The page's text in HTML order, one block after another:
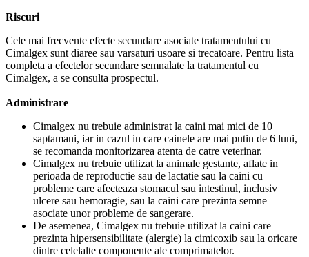
Riscuri
Cele mai frecvente efecte secundare asociate tratamentului cu
Cimalgex sunt diaree sau varsaturi usoare si trecatoare. Pentru lista
completa a efectelor secundare semnalate la tratamentul cu
Cimalgex, a se consulta prospectul.
Administrare
Cimalgex nu trebuie administrat la caini mai mici de 10
saptamani, iar in cazul in care cainele are mai putin de 6 luni,
se recomanda monitorizarea atenta de catre veterinar.
Cimalgex nu trebuie utilizat la animale gestante, aflate in
perioada de reproductie sau de lactatie sau la caini cu
probleme care afecteaza stomacul sau intestinul, inclusiv
ulcere sau hemoragie, sau la caini care prezinta semne
asociate unor probleme de sangerare.
De asemenea, Cimalgex nu trebuie utilizat la caini care
prezinta hipersensibilitate (alergie) la cimicoxib sau la oricare
dintre celelalte componente ale comprimatelor.